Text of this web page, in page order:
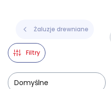
Żaluzje drewniane
Filtry
Domyślne